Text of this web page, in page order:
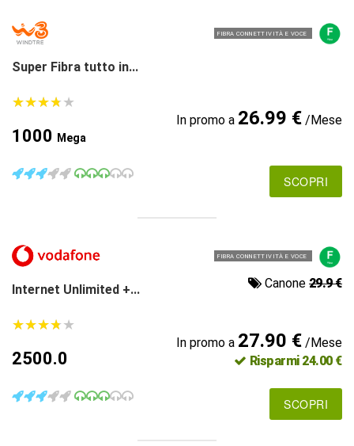
FIBRA CONNETTIVITÀ E VOCE
Super Fibra tutto in...
★★★★★
★★★★★
1000 Mega
In promo a 26.99 €/Mese
SCOPRI
FIBRA CONNETTIVITÀ E VOCE
Internet Unlimited +... Canone 29.9 €
★★★★★
★★★★★
2500.0
In promo a 27.90 €/Mese
Risparmi 24.00 €
SCOPRI